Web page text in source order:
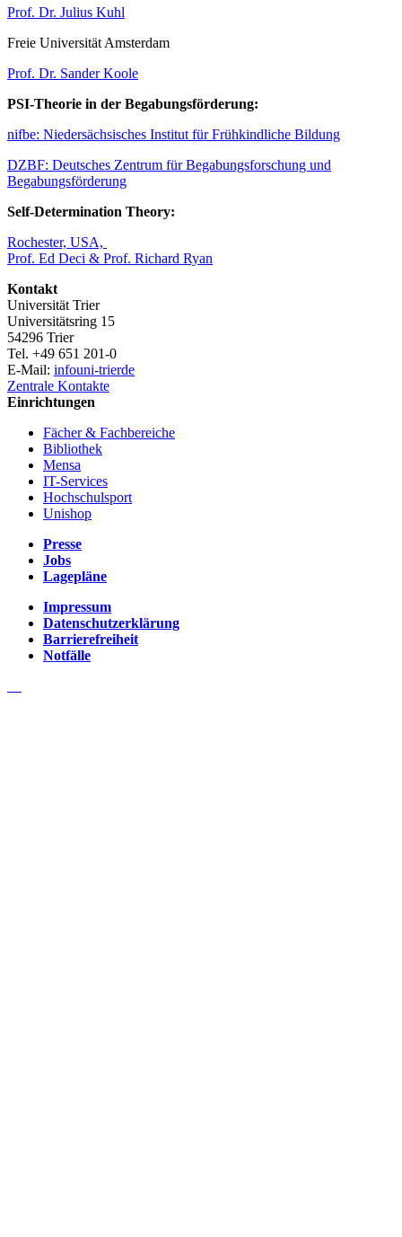
Prof. Dr. Julius Kuhl
Freie Universität Amsterdam
Prof. Dr. Sander Koole
PSI-Theorie in der Begabungsförderung:
nifbe: Niedersächsisches Institut für Frühkindliche Bildung
DZBF: Deutsches Zentrum für Begabungsforschung und
Begabungsförderung
Self-Determination Theory:
Rochester, USA,
Prof. Ed Deci & Prof. Richard Ryan
Kontakt
Universität Trier
Universitätsring 15
54296 Trier
Tel. +49 651 201-0
E-Mail: infouni-trierde
Zentrale Kontakte
Einrichtungen
Fächer & Fachbereiche
Bibliothek
Mensa
IT-Services
Hochschulsport
Unishop
Presse
Jobs
Lagepläne
Impressum
Datenschutzerklärung
Barrierefreiheit
Notfälle